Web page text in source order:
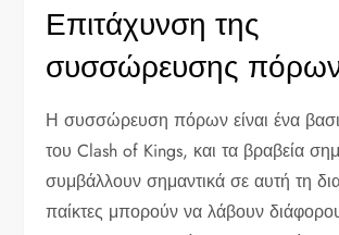
Επιτάχυνση της
συσσώρευσης
Η συσσώρευση πόρων είναι ένα
του Clash of Kings, και τα βραβεία
συμβάλλουν σημαντικά σε αυτή τη
παίκτες μπορούν να λάβουν